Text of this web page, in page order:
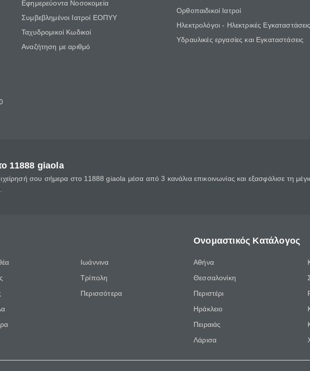
Εφημερεύοντα Νοσοκομεία
Συμβεβλημένοι Ιατροί ΕΟΠΥΥ
Ταχυδρομικοί Κωδικοί
Αναζήτηση με αριθμό
Ορθοπαιδικοί Ιατροί
Ηλεκτρολόγοι - Ηλεκτρικές Εγκαταστάσεις
Υδραυλικές εργασίες και Εγκαταστάσεις
11888 giaola
σου σήμερα στο 11888 giaola μέσα από 3 κανάλια επικοινωνίας και εξασφάλισε τη
Ιωάννινα
Τρίπολη
Περισσότερα
Ονομαστικός Κατάλογος
Αθήνα
Θεσσαλονίκη
Περιστέρι
Ηράκλειο
Πειραιάς
Λάρισα